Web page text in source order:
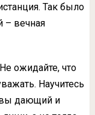
Так было
– вечная
ожидайте, что
Научитесь
вы дающий и